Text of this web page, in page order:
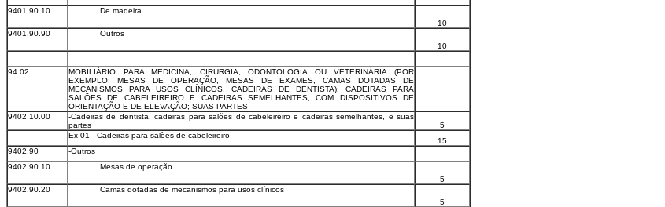
9401.90.10
De madeira
10
9401.90.90
Outros
10
94.02
MOBILIÁRIO PARA MEDICINA, CIRURGIA, ODONTOLOGIA OU VETERINÁRIA (POR
EXEMPLO: MESAS DE OPERAÇÃO, MESAS DE EXAMES, CAMAS DOTADAS DE
MECANISMOS PARA USOS CLÍNICOS, CADEIRAS DE DENTISTA); CADEIRAS PARA
SALÕES DE CABELEIREIRO E CADEIRAS SEMELHANTES, COM DISPOSITIVOS DE
ORIENTAÇÃO E DE ELEVAÇÃO; SUAS PARTES
9402.10.00
-Cadeiras de dentista, cadeiras para salões de cabeleireiro e cadeiras semelhantes, e suas
partes
5
Ex 01 - Cadeiras para salões de cabeleireiro
15
9402.90
-Outros
9402.90.10
Mesas de operação
5
9402.90.20
Camas dotadas de mecanismos para usos clínicos
5